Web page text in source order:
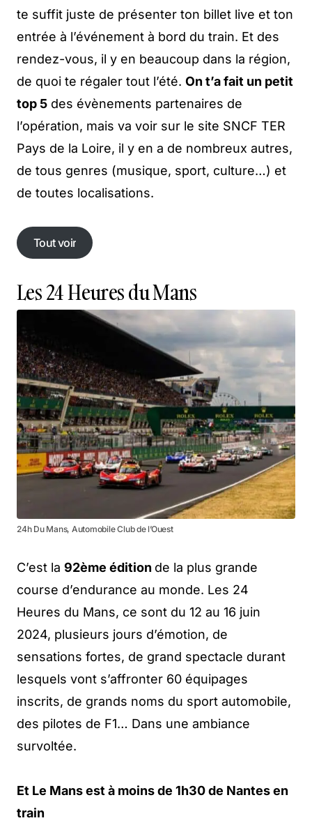
te suffit juste de présenter ton billet live et ton
entrée à l’événement à bord du train. Et des
rendez-vous, il y en beaucoup dans la région,
de quoi te régaler tout l’été. On t’a fait un petit
top 5 des évènements partenaires de
l’opération, mais va voir sur le site SNCF TER
Pays de la Loire, il y en a de nombreux autres,
de tous genres (musique, sport, culture…) et
de toutes localisations.
Tout voir
Tout voir
Les 24 Heures du Mans
24h Du Mans, Automobile Club de l’Ouest
C’est la 92ème édition de la plus grande
course d’endurance au monde. Les 24
Heures du Mans, ce sont du 12 au 16 juin
2024, plusieurs jours d’émotion, de
sensations fortes, de grand spectacle durant
lesquels vont s’affronter 60 équipages
inscrits, de grands noms du sport automobile,
des pilotes de F1… Dans une ambiance
survoltée.
Et Le Mans est à moins de 1h30 de Nantes en
train